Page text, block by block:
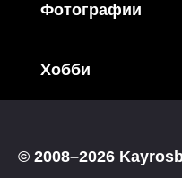
Фотографии
Хобби
© 2008–2026